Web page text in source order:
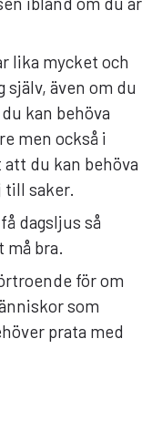
lika mycket och
själv, även om du
kan behöva
men också i
du kan behöva
till saker.
dagsljus så
må bra.
för om
som
prata med